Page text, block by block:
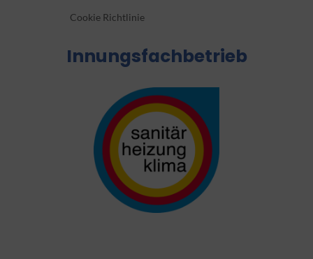
Cookie Richtlinie
Innungsfachbetrieb